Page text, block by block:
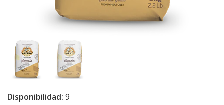
Disponibilidad: 9